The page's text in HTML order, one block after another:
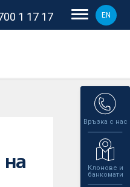
1 17 17 EN
Връзка с нас
Клонове и
банкомати